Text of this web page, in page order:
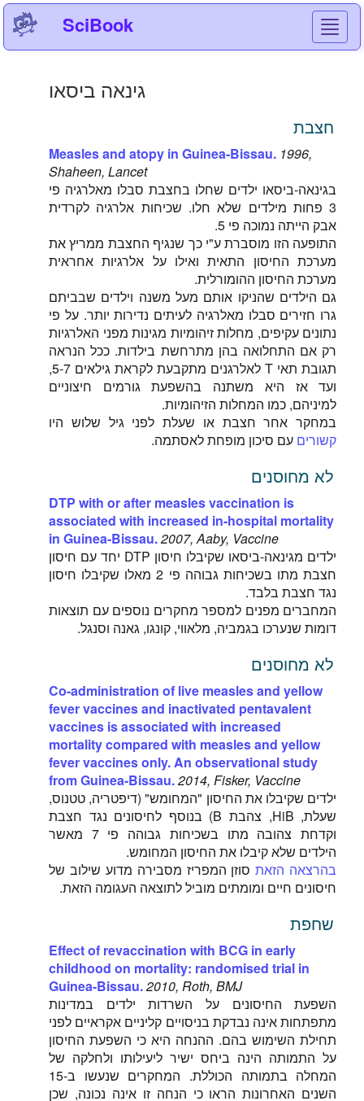
SciBook
גינאה ביסאו
חצבת
Measles and atopy in Guinea-Bissau. 1996,
Shaheen, Lancet
בגינאה-ביסאו ילדים שחלו בחצבת סבלו מאלרגיה פי
3 פחות מילדים שלא חלו. שכיחות אלרגיה לקרדית
אבק הייתה נמוכה פי 5.
התופעה הזו מוסברת ע"י כך שנגיף החצבת ממריץ את
מערכת החיסון התאית ואילו על אלרגיות אחראית
מערכת החיסון ההומורלית.
גם הילדים שהניקו אותם מעל משנה וילדים שבביתם
גרו חזירים סבלו מאלרגיה לעיתים נדירות יותר. על פי
נתונים עקיפים, מחלות זיהומיות מגינות מפני האלרגיות
רק אם התחלואה בהן מתרחשת בילדות. ככל הנראה
תגובת תאי T לאלרגנים מתקבעת לקראת גילאים 5-7,
ועד אז היא משתנה בהשפעת גורמים חיצוניים
למיניהם, כמו המחלות הזיהומיות.
במחקר אחר חצבת או שעלת לפני גיל שלוש היו
קשורים עם סיכון מופחת לאסתמה.
לא מחוסנים
DTP with or after measles vaccination is
associated with increased in-hospital mortality
in Guinea-Bissau.2007, Aaby, Vaccine
ילדים מגינאה-ביסאו שקיבלו חיסון DTP יחד עם חיסון
חצבת מתו בשכיחות גבוהה פי 2 מאלו שקיבלו חיסון
נגד חצבת בלבד.
המחברים מפנים למספר מחקרים נוספים עם תוצאות
דומות שנערכו בגמביה, מלאווי, קונגו, גאנה וסנגל.
לא מחוסנים
Co-administration of live measles and yellow
fever vaccines and inactivated pentavalent
vaccines is associated with increased
mortality compared with measles and yellow
fever vaccines only. An observational study
from Guinea-Bissau.2014, Fisker, Vaccine
ילדים שקיבלו את החיסון "המחומש" (דיפטריה, טטנוס,
שעלת, HiB, צהבת B) בנוסף לחיסונים נגד חצבת
וקדחת צהובה מתו בשכיחות גבוהה פי 7 מאשר
הילדים שלא קיבלו את החיסון המחומש.
בהרצאה הזאתסוזן המפריז מסבירה מדוע שילוב של
חיסונים חיים ומומתים מוביל לתוצאה העגומה הזאת.
שחפת
Effect of revaccination with BCG in early
childhood on mortality: randomised trial in
Guinea-Bissau.2010, Roth, BMJ
השפעת החיסונים על השרדות ילדים במדינות
מתפתחות אינה נבדקת בניסויים קליניים אקראיים לפני
תחילת השימוש בהם. ההנחה היא כי השפעת החיסון
על התמותה הינה ביחס ישיר ליעילותו ולחלקה של
המחלה בתמותה הכוללת. המחקרים שנעשו ב-15
השנים האחרונות הראו כי הנחה זו אינה נכונה, שכן